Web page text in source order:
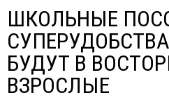
ШКОЛЬНЫЕ
БУДУТ В
ВЗРОСЛЫЕ